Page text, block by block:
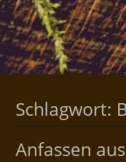
Schlagwort:
Anfassen